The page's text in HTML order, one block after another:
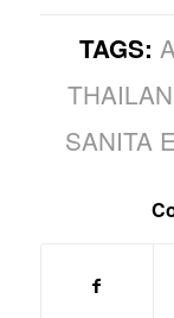
TAGS:
SANITA